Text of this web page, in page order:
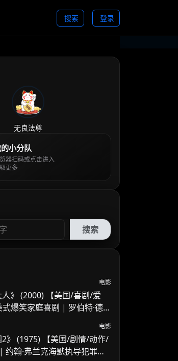
搜索 登录
无良法尊
小分队
器扫码或点击进入
更多
搜索
电影
人》 (2000) 【美国/喜剧/爱
爆笑家庭喜剧 | 罗伯特·德尼
电影
2》 (1975) 【美国/剧情/动作/
翰·弗兰克海默执导犯罪续